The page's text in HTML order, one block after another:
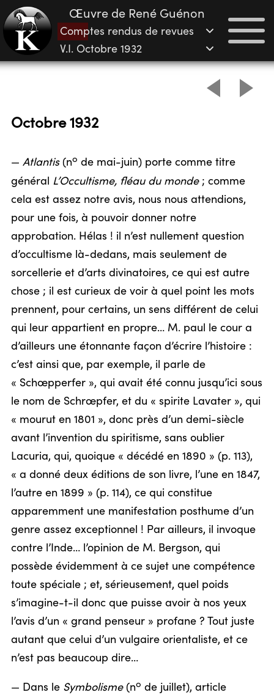
Œuvre de René Guénon
Comptes rendus de revues
V.I. Octobre 1932
Octobre 1932
— Atlantis(no de mai-juin) porte comme titre
général L’Occultisme, fléau du monde; comme
cela est assez notre avis, nous nous attendions,
pour une fois, à pouvoir donner notre
approbation. Hélas ! il n’est nullement question
d’occultisme là-dedans, mais seulement de
sorcellerie et d’arts divinatoires, ce qui est autre
chose ; il est curieux de voir à quel point les mots
prennent, pour certains, un sens différent de celui
qui leur appartient en propre… M. paul le cour a
d’ailleurs une étonnante façon d’écrire l’histoire :
c’est ainsi que, par exemple, il parle de
« Schœpperfer », qui avait été connu jusqu’ici sous
le nom de Schrœpfer, et du « spirite Lavater », qui
« mourut en 1801 », donc près d’un demi-siècle
avant l’invention du spiritisme, sans oublier
Lacuria, qui, quoique « décédé en 1890 » (p. 113),
« a donné deux éditions de son livre, l’une en 1847,
l’autre en 1899 » (p. 114), ce qui constitue
apparemment une manifestation posthume d’un
genre assez exceptionnel ! Par ailleurs, il invoque
contre l’Inde… l’opinion de M. Bergson, qui
possède évidemment à ce sujet une compétence
toute spéciale ; et, sérieusement, quel poids
s’imagine-t-il donc que puisse avoir à nos yeux
l’avis d’un « grand penseur » profane ? Tout juste
autant que celui d’un vulgaire orientaliste, et ce
n’est pas beaucoup dire…
— Dans le Symbolisme (no de juillet), article